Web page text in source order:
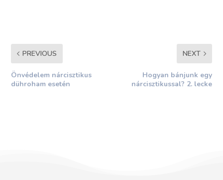
PREVIOUS
Önvédelem nárcisztikus
dühroham esetén
NEXT
Hogyan bánjunk egy
nárcisztikussal? 2. lecke